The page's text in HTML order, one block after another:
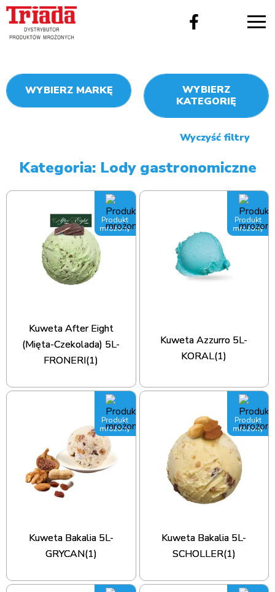
WYBIERZ MARKĘ
WYBIERZ
KATEGORIĘ
Wyczyść filtry
Kategoria: Lody gastronomiczne
Produkt
mrożony
Kuweta After Eight
(Mięta-Czekolada) 5L-
FRONERI(1)
Produkt
mrożony
Kuweta Azzurro 5L-
KORAL(1)
Produkt
mrożony
Kuweta Bakalia 5L-
GRYCAN(1)
Produkt
mrożony
Kuweta Bakalia 5L-
SCHOLLER(1)